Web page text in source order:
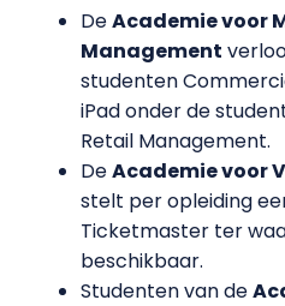
DeAcademie voor
Management
studenten
iPad onder de
Retail Management.
DeAcademie voor
stelt per opleiding
Ticketmaster ter
beschikbaar.
Studenten van de